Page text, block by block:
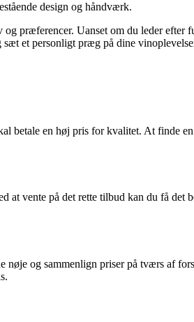
design og håndværk.
præferencer. Uanset om du leder efter
et personligt præg på dine
betale en høj pris for kvalitet. At finde
vente på det rette tilbud kan du få
og sammenlign priser på tværs af